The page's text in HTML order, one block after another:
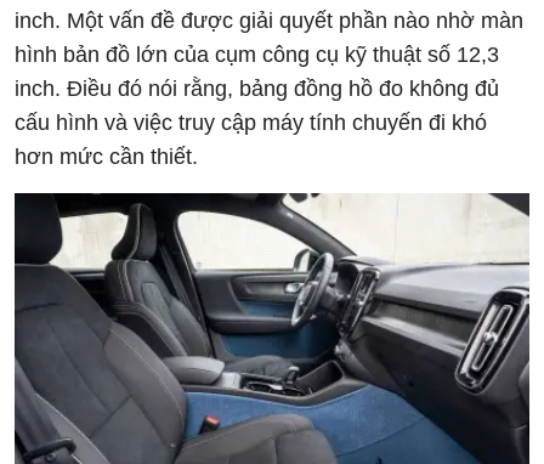
inch. Một vấn đề được giải quyết phần nào nhờ màn
hình bản đồ lớn của cụm công cụ kỹ thuật số 12,3
inch. Điều đó nói rằng, bảng đồng hồ đo không đủ
cấu hình và việc truy cập máy tính chuyến đi khó
hơn mức cần thiết.